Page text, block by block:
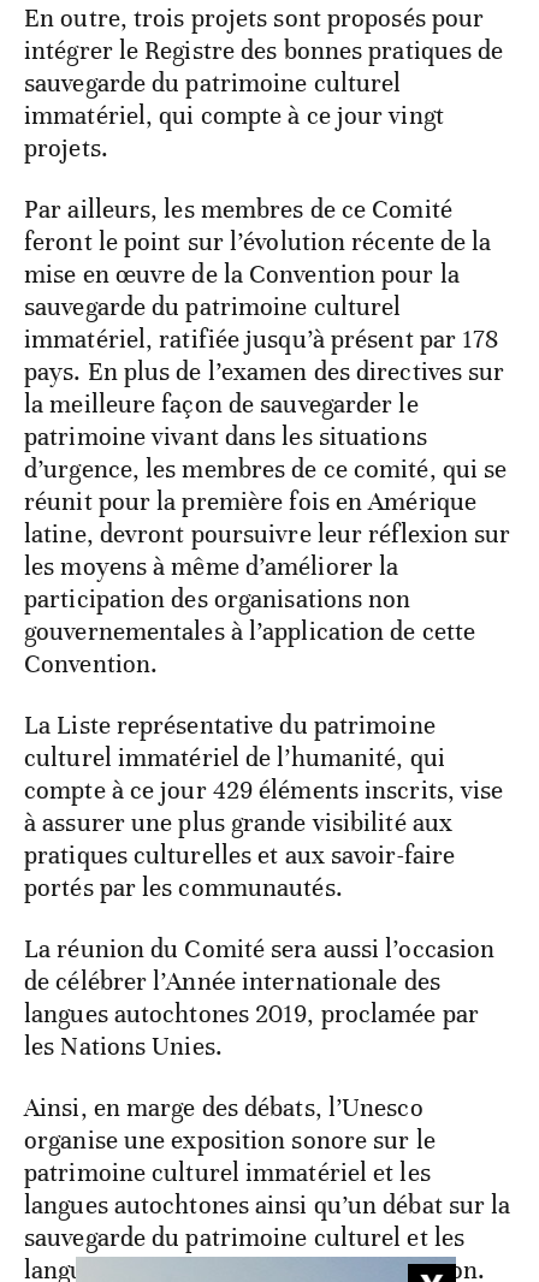
En outre, trois projets sont proposés pour
intégrer le Registre des bonnes pratiques de
sauvegarde du patrimoine culturel
immatériel, qui compte à ce jour vingt
projets.
Par ailleurs, les membres de ce Comité
feront le point sur l’évolution récente de la
mise en œuvre de la Convention pour la
sauvegarde du patrimoine culturel
immatériel, ratifiée jusqu’à présent par 178
pays. En plus de l’examen des directives sur
la meilleure façon de sauvegarder le
patrimoine vivant dans les situations
d’urgence, les membres de ce comité, qui se
réunit pour la première fois en Amérique
latine, devront poursuivre leur réflexion sur
les moyens à même d’améliorer la
participation des organisations non
gouvernementales à l’application de cette
Convention.
La Liste représentative du patrimoine
culturel immatériel de l’humanité, qui
compte à ce jour 429 éléments inscrits, vise
à assurer une plus grande visibilité aux
pratiques culturelles et aux savoir-faire
portés par les communautés.
La réunion du Comité sera aussi l’occasion
de célébrer l’Année internationale des
langues autochtones 2019, proclamée par
les Nations Unies.
Ainsi, en marge des débats, l’Unesco
organise une exposition sonore sur le
patrimoine culturel immatériel et les
langues autochtones ainsi qu’un débat sur la
sauvegarde du patrimoine culturel et les
langues autochtones à travers l’éducation.